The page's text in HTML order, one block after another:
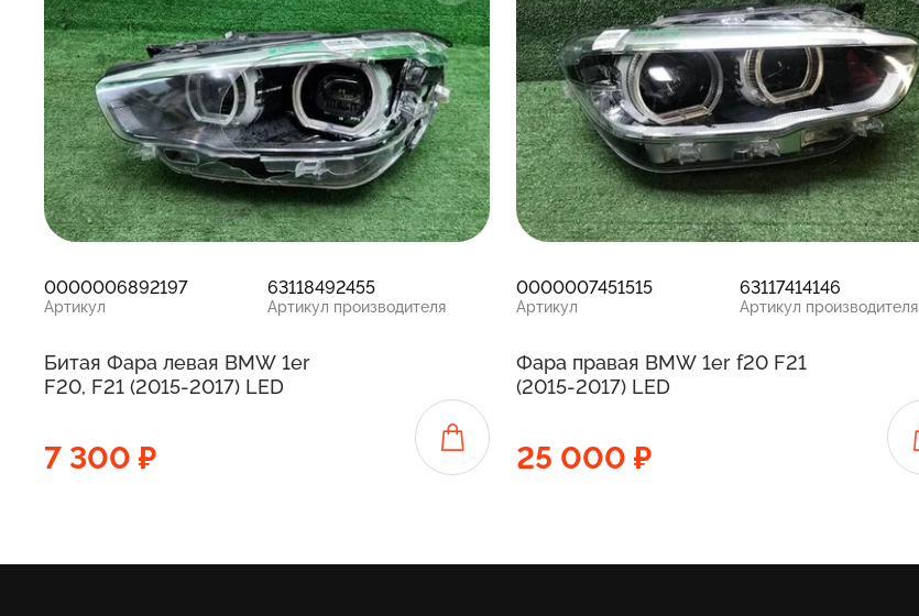
0000006892197
Артикул
63118492455
Артикул производителя
Битая Фара левая BMW 1er
F20, F21 (2015-2017) LED
7 300 ₽
0000007451515
Артикул
63117414146
Артикул производителя
Фара правая BMW 1er f20 F21
(2015-2017) LED
25 000 ₽